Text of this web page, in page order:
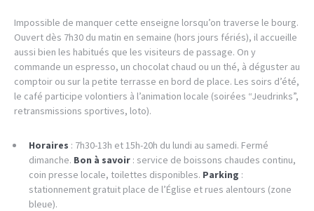
Impossible de manquer cette enseigne lorsqu’on traverse le bourg.
Ouvert dès 7h30 du matin en semaine (hors jours fériés), il accueille
aussi bien les habitués que les visiteurs de passage. On y
commande un espresso, un chocolat chaud ou un thé, à déguster au
comptoir ou sur la petite terrasse en bord de place. Les soirs d’été,
le café participe volontiers à l’animation locale (soirées “Jeudrinks”,
retransmissions sportives, loto).
Horaires : 7h30-13h et 15h-20h du lundi au samedi. Fermé
dimanche. Bon à savoir : service de boissons chaudes continu,
coin presse locale, toilettes disponibles. Parking :
stationnement gratuit place de l’Église et rues alentours (zone
bleue).